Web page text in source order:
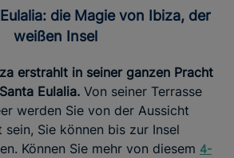
weißen Insel
erstrahlt in seiner ganzen Pracht
Eulalia. Von seiner Terrasse
werden Sie von der Aussicht
sein, Sie können bis zur Insel
Können Sie mehr von diesem 4-